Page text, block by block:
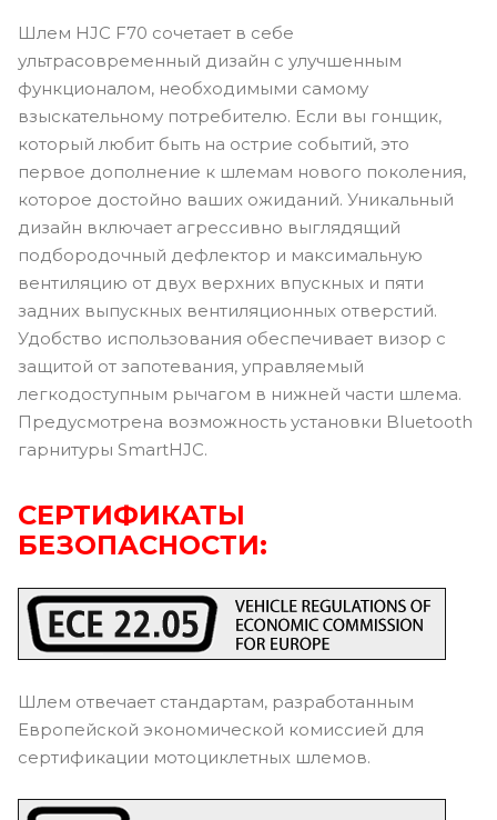
Шлем HJC F70 сочетает в себе
ультрасовременный дизайн с улучшенным
функционалом, необходимыми самому
взыскательному потребителю. Если вы гонщик,
который любит быть на острие событий, это
первое дополнение к шлемам нового поколения,
которое достойно ваших ожиданий. Уникальный
дизайн включает агрессивно выглядящий
подбородочный дефлектор и максимальную
вентиляцию от двух верхних впускных и пяти
задних выпускных вентиляционных отверстий.
Удобство использования обеспечивает визор с
защитой от запотевания, управляемый
легкодоступным рычагом в нижней части шлема.
Предусмотрена возможность установки Bluetooth
гарнитуры SmartHJC.
СЕРТИФИКАТЫ
БЕЗОПАСНОСТИ:
Шлем отвечает стандартам, разработанным
Европейской экономической комиссией для
сертификации мотоциклетных шлемов.